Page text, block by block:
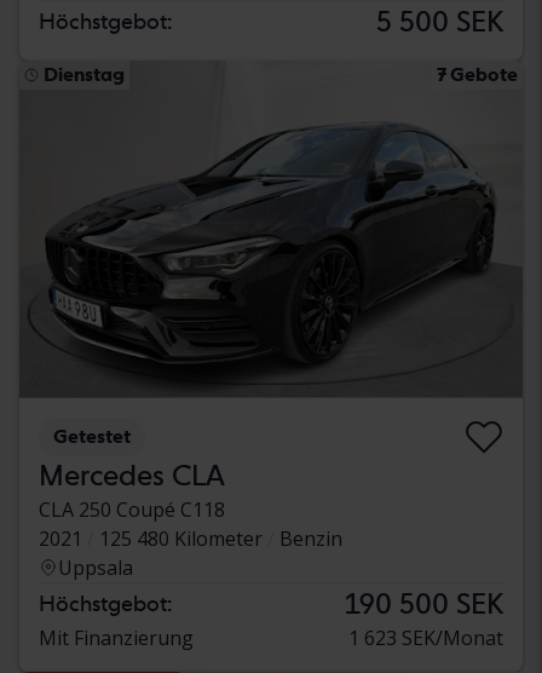
Höchstgebot: 5 500 SEK
Dienstag 7 Gebote
Getestet
Mercedes CLA
CLA 250 Coupé C118
2021
125 480 Kilometer
Benzin
Uppsala
Höchstgebot: 190 500 SEK
Mit Finanzierung 1 623 SEK/Monat